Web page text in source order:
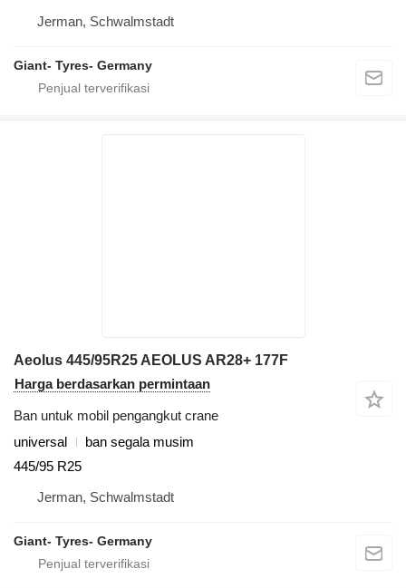
Jerman, Schwalmstadt
Giant- Tyres- Germany
Aeolus 445/95R25 AEOLUS AR28+ 177F
Harga berdasarkan permintaan
Ban untuk mobil pengangkut crane
universal
ban segala musim
445/95 R25
Jerman, Schwalmstadt
Giant- Tyres- Germany